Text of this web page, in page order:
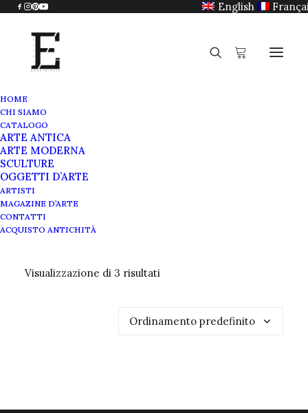
English
HOME
CHI SIAMO
CATALOGO
ARTE ANTICA
ARTE MODERNA
SCULTURE
OGGETTI D’ARTE
ARTISTI
MAGAZINE D’ARTE
CONTATTI
ACQUISTO ANTICHITÀ
Regali di nozze
Visualizzazione di 3 risultati